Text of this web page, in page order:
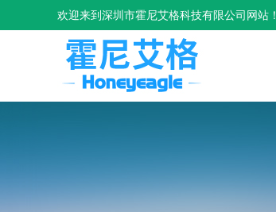
欢迎来到深圳市霍尼艾格科技有限公司网站！